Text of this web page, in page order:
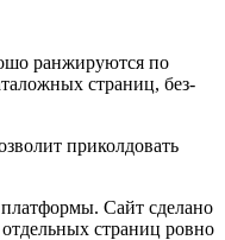
ранжируются по
страниц, без-
приколдовать
Сайт сделано
страниц ровно